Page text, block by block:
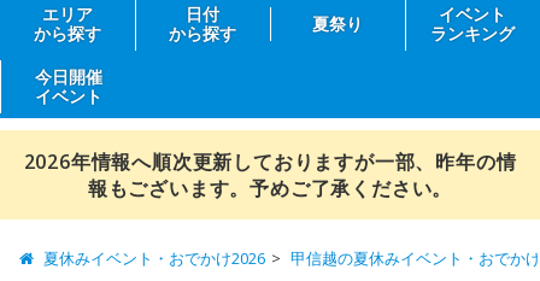
エリア
から探す
日付
から探す
夏祭り
イベント
ランキング
今日開催
イベント
2026年情報へ順次更新しておりますが一部、昨年の情
報もございます。予めご了承ください。
夏休みイベント・おでかけ2026 甲信越の夏休みイベント・おでか